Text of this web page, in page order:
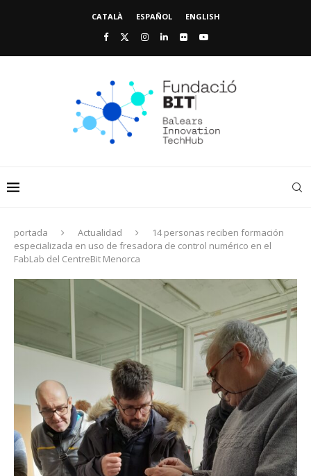
CATALÀ ESPAÑOL ENGLISH
portada Actualidad
14 personas reciben formación
especializada en uso de fresadora de control numérico en el
FabLab del CentreBit Menorca